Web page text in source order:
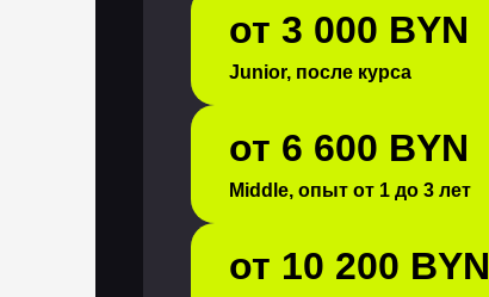
от 3 000 BYN
Junior, после курса
от 6 600 BYN
Middle, опыт от 1 до 3 лет
от 10 200 BYN